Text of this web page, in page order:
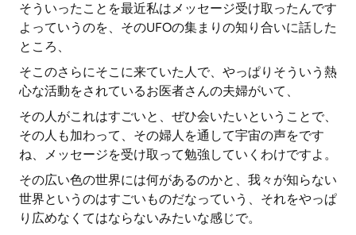
そういったことを最近私はメッセージ受け取ったんです
よっていうのを、そのUFOの集まりの知り合いに話した
ところ、
そこのさらにそこに来ていた人で、やっぱりそういう熱
心な活動をされているお医者さんの夫婦がいて、
その人がこれはすごいと、ぜひ会いたいということで、
その人も加わって、その婦人を通して宇宙の声をです
ね、メッセージを受け取って勉強していくわけですよ。
その広い色の世界には何があるのかと、我々が知らない
世界というのはすごいものだなっていう、それをやっぱ
り広めなくてはならないみたいな感じで。